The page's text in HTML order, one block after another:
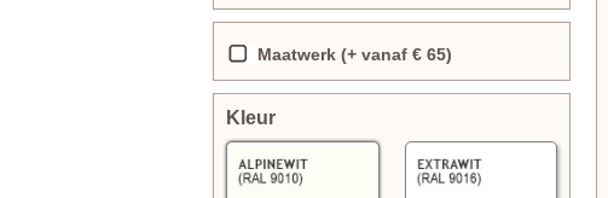
Maatwerk (+ vanaf € 65)
Kleur